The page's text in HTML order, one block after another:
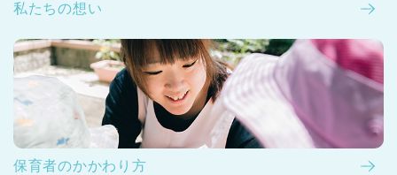
私たちの想い
保育者のかかわり方